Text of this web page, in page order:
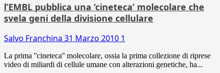
l’EMBL pubblica una ‘cineteca’ molecolare che
svela geni della divisione cellulare
Salvo Franchina 31 Marzo 2010 1
La prima ''cineteca'' molecolare, ossia la prima collezione di riprese
video di miliardi di cellule umane con alterazioni genetiche, ha...